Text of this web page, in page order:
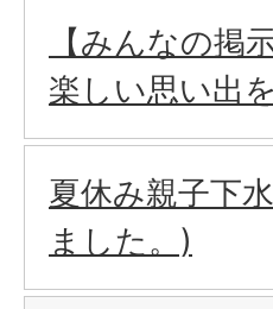
【みんなの掲
楽しい思い出を
夏休み親子下
ました。)